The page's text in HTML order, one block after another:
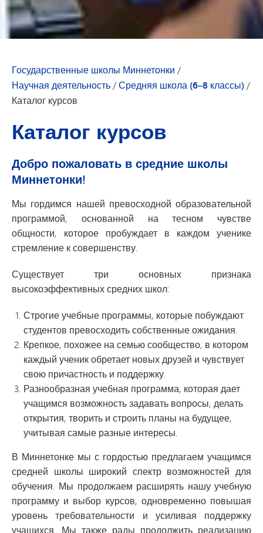
Государственные школы Миннетонки /
Научная деятельность/Средняя школа (6–8 классы)/
Каталог курсов
Каталог курсов
Добро пожаловать в средние школы
Миннетонки!
Мы гордимся нашей превосходной образовательной
программой, основанной на тесном чувстве
общности, которое пробуждает в каждом ученике
стремление к совершенству.
Существует три основных признака
высокоэффективных средних школ:
Строгие учебные программы, которые побуждают
студентов превосходить собственные ожидания.
Крепкое, похожее на семью сообщество, в котором
каждый ученик обретает новых друзей и чувствует
свою причастность и поддержку.
Разнообразная учебная программа, которая дает
учащимся возможность задавать вопросы, делать
открытия, творить и строить планы на будущее,
учитывая самые разные интересы.
В Миннетонке мы с гордостью предлагаем учащимся
средней школы широкий спектр возможностей для
обучения. Мы продолжаем расширять нашу учебную
программу и выбор курсов, одновременно повышая
уровень требовательности и усиливая поддержку
учащихся. Мы также рады продолжить реализацию